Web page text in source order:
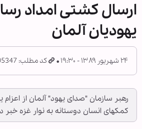
ارسال کشتی امداد
یهودیان آلمان
۲۴ شهریور ۱۳۸۹ - ۱۹:۳۰ کد مطلب: 205347
رهبر سازمان "صدای یهود" آلمان از
کمک‏های انسان دوستانه به نوار غزه خبر